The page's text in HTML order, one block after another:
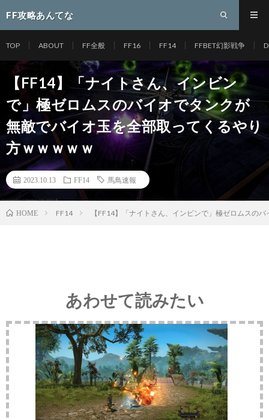
FF攻略あんてな
TOP ABOUT FF全般 FF16 FF14 FFBET幻影戦争
【FF14】「ナイトさん、インビン
で」極ゼロムスのバイオでタンクが
無敵でバイオ玉を全部取ってくるやり
方ｗｗｗｗｗ
2023.10.13 FF14 馬鳥速報
HOME FF14 【FF14】「ナイトさん、インビンで」極ゼロムスの
あわせて読みたい